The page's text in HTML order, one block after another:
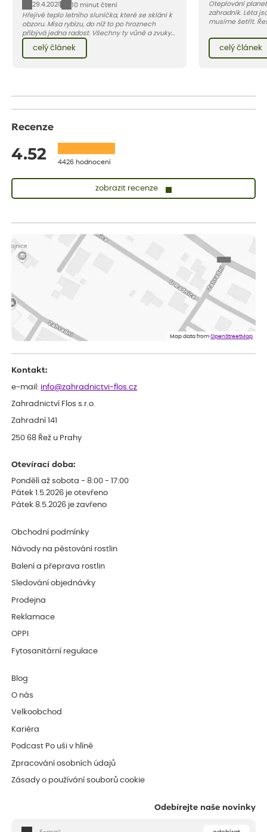
29.4.2021
10 minut čtení
Hřejivé teplo letního sluníčka, které se sklání k
obzoru. Mísa rybízu, do níž to po hroznech
přibývá jedna radost. Všechny ty vůně a zvuky
červencové zahrady. Sklizeň rybízu do kuchyně
vnese neuvěřitelný klid a radost. A taky trochu
bezstarostnosti dětství při mlsání babiččina
celý článek
Oteplování
zahradník. Léta
musíme šetřit.
kterým tyto
barevný záhon
si přát…
celý článek
Recenze
4.52 4426 hodnocení
zobrazit recenze
Vše přišlo velice rychle krásně zabalené. Rostlinky po přesazení
velice dobře prospívají
Jarda
Dobrý den, byli jsme spokojeni
Eshop, objednání bylo v pořádku, žádný problém. Jen jsem byla
smutná z dodávky jedné kytky, která nebyla v nejlepší kondici a i
Map data fromOpenStreetMap
Kontakt:
e-mail: info@zahradnictvi-flos.cz
Zahradnictví Flos s.r.o.
Zahradní 141
250 68 Řež u Prahy
Otevírací doba:
Pondělí až sobota - 8:00 - 17:00
Pátek 1.5.2026 je otevřeno
Pátek 8.5.2026 je zavřeno
Obchodní podmínky
Návody na pěstování rostlin
Balení a přeprava rostlin
Sledování objednávky
Prodejna
Reklamace
OPPI
Fytosanitární regulace
Blog
O nás
Velkoobchod
Kariéra
Podcast Po uši v hlíně
Zpracování osobních údajů
Zásady o používání souborů cookie
Odebírejte naše novinky